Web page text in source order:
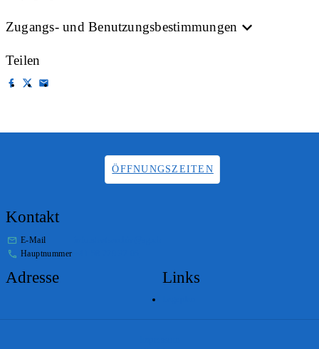
Zugangs- und Benutzungsbestimmungen
Teilen
ÖFFNUNGSZEITEN
Kontakt
E-Mail
Hauptnummer
Adresse Links